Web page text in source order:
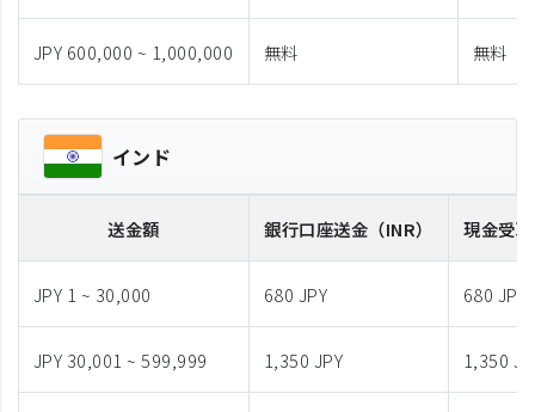
JPY 600,000 ~ 1,000,000 無料 無料
インド
送金額 銀行口座送金 （INR） 現金受取
JPY 1 ~ 30,000 680 JPY 680 JPY
JPY 30,001 ~ 599,999 1,350 JPY 1,350